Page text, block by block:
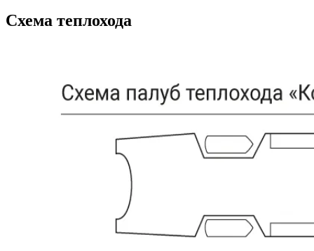
Схема теплохода